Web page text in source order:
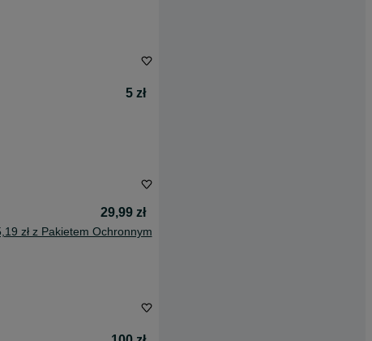
5 zł
29,99 zł
zł z Pakietem Ochronnym